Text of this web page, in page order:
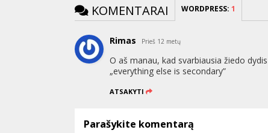
KOMENTARAI WORDPRESS:1
Rimas Prieš 12 metų
O aš manau, kad svarbiausia žiedo
„everything else is secondary”
ATSAKYTI
Parašykite komentarą